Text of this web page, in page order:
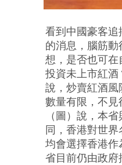
看到中國豪客
的消息，腦筋
想，是否也可
投資未上市紅
說，炒賣紅酒
數量有限，不
（圖）說，本
同，香港對世
均會選擇香港
省目前仍由政